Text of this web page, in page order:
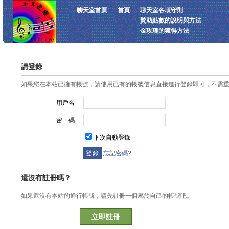
聊天室首頁 首頁
聊天室各項守則
贊助點數的說明與方法
金玫瑰的獲得方法
請登錄
如果您在本站已擁有帳號，請使用已有的帳號信息直接進行登錄即可，不需
用戶名
密 碼
下次自動登錄
忘記密碼?
還沒有註冊嗎？
如果還沒有本站的通行帳號，請先註冊一個屬於自己的帳號吧。
立即註冊